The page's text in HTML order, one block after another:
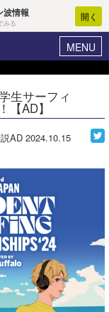
情報
みる
開く
MENU
イホーム
ール
生サーフィ
【AD】
AD 2024.10.15